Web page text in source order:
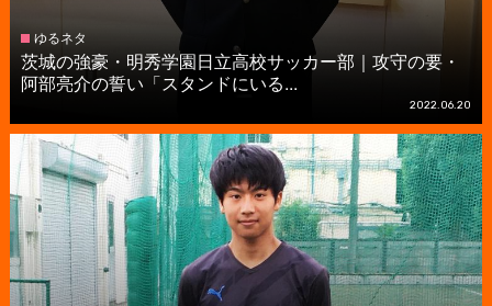
ゆるネタ
茨城の強豪・明秀学園日立高校サッカー部｜攻守の要・
阿部亮介の誓い「スタンドにいる...
2022.06.20